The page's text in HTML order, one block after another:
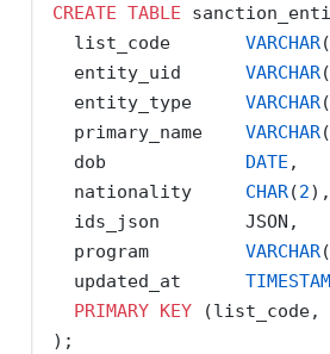
CREATE TABLE
  list_code
VARCHAR(
  entity_uid
VARCHAR(
  entity_type
VARCHAR(
  primary_name
VARCHAR
  dob
DATE ,
  nationality
CHAR(2),
ids_json
  program
VARCHAR(
  updated_at
PRIMARY KEY (list_code,
);